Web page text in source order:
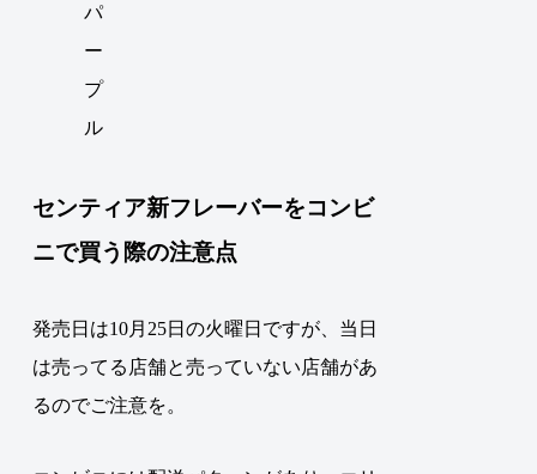
パ
ー
プ
ル
センティア新フレーバーをコンビ
ニで買う際の注意点
発売日は10月25日の火曜日ですが、当日
は売ってる店舗と売っていない店舗があ
るのでご注意を。